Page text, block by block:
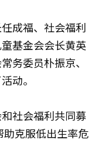
成福、社会福利
基金会会长黄英
务委员朴振京、
动。
社会福利共同募
克服低出生率危